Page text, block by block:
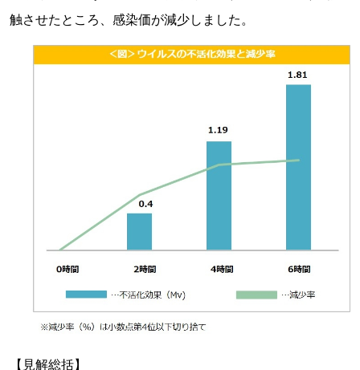
触させたところ、感染価が減少しました。
【見解総括】